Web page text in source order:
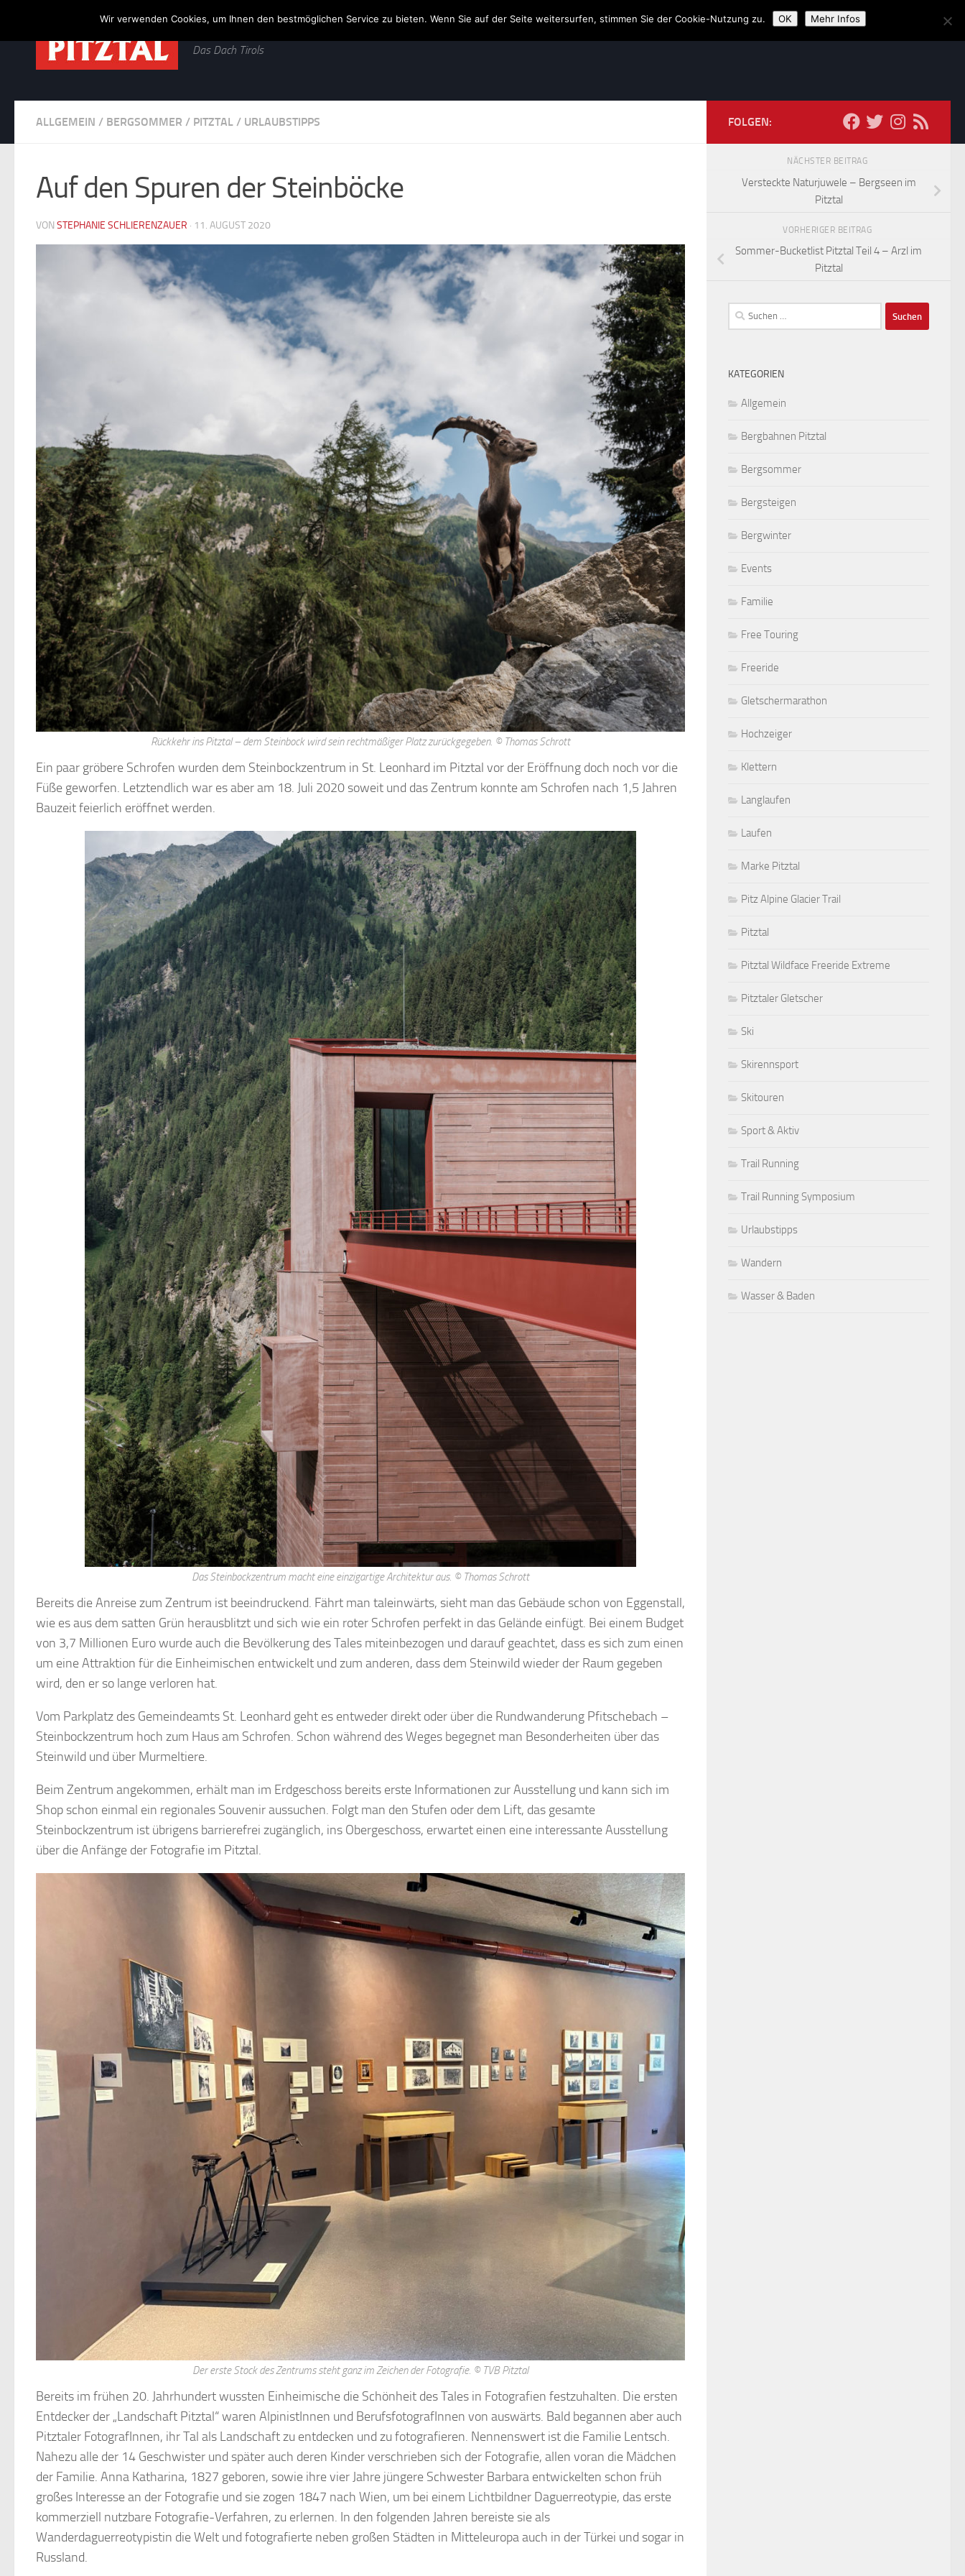
Zum Inhalt springen
Das Dach Tirols
ALLGEMEIN / BERGSOMMER / PITZTAL / URLAUBSTIPPS
Auf den Spuren der Steinböcke
VON STEPHANIE SCHLIERENZAUER · 11. AUGUST 2020
Rückkehr ins Pitztal – dem Steinbock wird sein rechtmäßiger Platz zurückgegeben. © Thomas Schrott
Ein paar gröbere Schrofen wurden dem Steinbockzentrum in St. Leonhard im Pitztal vor der Eröffnung doch noch vor die
Füße geworfen. Letztendlich war es aber am 18. Juli 2020 soweit und das Zentrum konnte am Schrofen nach 1,5 Jahren
Bauzeit feierlich eröffnet werden.
Das Steinbockzentrum macht eine einzigartige Architektur aus. © Thomas Schrott
Bereits die Anreise zum Zentrum ist beeindruckend. Fährt man taleinwärts, sieht man das Gebäude schon von Eggenstall,
wie es aus dem satten Grün herausblitzt und sich wie ein roter Schrofen perfekt in das Gelände einfügt. Bei einem Budget
von 3,7 Millionen Euro wurde auch die Bevölkerung des Tales miteinbezogen und darauf geachtet, dass es sich zum einen
um eine Attraktion für die Einheimischen entwickelt und zum anderen, dass dem Steinwild wieder der Raum gegeben
wird, den er so lange verloren hat.
Vom Parkplatz des Gemeindeamts St. Leonhard geht es entweder direkt oder über die Rundwanderung Pfitschebach –
Steinbockzentrum hoch zum Haus am Schrofen. Schon während des Weges begegnet man Besonderheiten über das
Steinwild und über Murmeltiere.
Beim Zentrum angekommen, erhält man im Erdgeschoss bereits erste Informationen zur Ausstellung und kann sich im
Shop schon einmal ein regionales Souvenir aussuchen. Folgt man den Stufen oder dem Lift, das gesamte
Steinbockzentrum ist übrigens barrierefrei zugänglich, ins Obergeschoss, erwartet einen eine interessante Ausstellung
über die Anfänge der Fotografie im Pitztal.
Der erste Stock des Zentrums steht ganz im Zeichen der Fotografie. © TVB Pitztal
Bereits im frühen 20. Jahrhundert wussten Einheimische die Schönheit des Tales in Fotografien festzuhalten. Die ersten
Entdecker der „Landschaft Pitztal“ waren AlpinistInnen und BerufsfotografInnen von auswärts. Bald begannen aber auch
Pitztaler FotografInnen, ihr Tal als Landschaft zu entdecken und zu fotografieren. Nennenswert ist die Familie Lentsch.
Nahezu alle der 14 Geschwister und später auch deren Kinder verschrieben sich der Fotografie, allen voran die Mädchen
der Familie. Anna Katharina, 1827 geboren, sowie ihre vier Jahre jüngere Schwester Barbara entwickelten schon früh
großes Interesse an der Fotografie und sie zogen 1847 nach Wien, um bei einem Lichtbildner Daguerreotypie, das erste
kommerziell nutzbare Fotografie-Verfahren, zu erlernen. In den folgenden Jahren bereiste sie als
Wanderdaguerreotypistin die Welt und fotografierte neben großen Städten in Mitteleuropa auch in der Türkei und sogar in
Russland.
FOLGEN:
NÄCHSTER BEITRAG
Versteckte Naturjuwele – Bergseen im
Pitztal
VORHERIGER BEITRAG
Sommer-Bucketlist Pitztal Teil 4 – Arzl im
Pitztal
Suchen
nach:
KATEGORIEN
Allgemein
Bergbahnen Pitztal
Bergsommer
Bergsteigen
Bergwinter
Events
Familie
Free Touring
Freeride
Gletschermarathon
Hochzeiger
Klettern
Langlaufen
Laufen
Marke Pitztal
Pitz Alpine Glacier Trail
Pitztal
Pitztal Wildface Freeride Extreme
Pitztaler Gletscher
Ski
Skirennsport
Skitouren
Sport & Aktiv
Trail Running
Trail Running Symposium
Urlaubstipps
Wandern
Wasser & Baden
Wir verwenden Cookies, um Ihnen den bestmöglichen Service zu bieten. Wenn Sie auf der Seite weitersurfen, stimmen Sie der Cookie-Nutzung zu. OK Mehr Infos